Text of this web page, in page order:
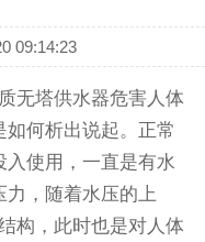
09:14:23
无塔供水器危害人体
何析出说起。正常
使用，一直是有水
力，随着水压的上
构，此时也是对人体